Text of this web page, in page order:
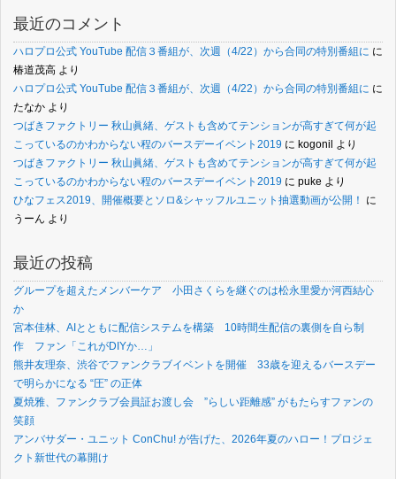
最近のコメント
ハロプロ公式 YouTube 配信３番組が、次週（4/22）から合同の特別番組に に
椿道茂高 より
ハロプロ公式 YouTube 配信３番組が、次週（4/22）から合同の特別番組に に
たなか より
つばきファクトリー 秋山眞緒、ゲストも含めてテンションが高すぎて何が起
こっているのかわからない程のバースデーイベント2019 に kogonil より
つばきファクトリー 秋山眞緒、ゲストも含めてテンションが高すぎて何が起
こっているのかわからない程のバースデーイベント2019 に puke より
ひなフェス2019、開催概要とソロ&シャッフルユニット抽選動画が公開！
に
うーん より
最近の投稿
グループを超えたメンバーケア 小田さくらを継ぐのは松永里愛か河西結心
か
宮本佳林、AIとともに配信システムを構築 10時間生配信の裏側を自ら制
作 ファン「これがDIYか…」
熊井友理奈、渋谷でファンクラブイベントを開催 33歳を迎えるバースデー
で明らかになる “圧” の正体
夏焼雅、ファンクラブ会員証お渡し会 ”らしい距離感” がもたらすファンの
笑顔
アンバサダー・ユニット ConChu! が告げた、2026年夏のハロー！プロジェ
クト新世代の幕開け